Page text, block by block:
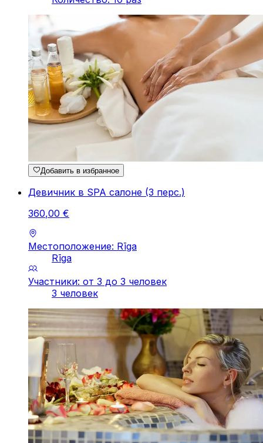
Добавить в избранное
Девичник в SPA салоне (3 перс.)
360,00 €
Местоположение: Rīga
Rīga
Участники: от 3 до 3 человек
3 человек